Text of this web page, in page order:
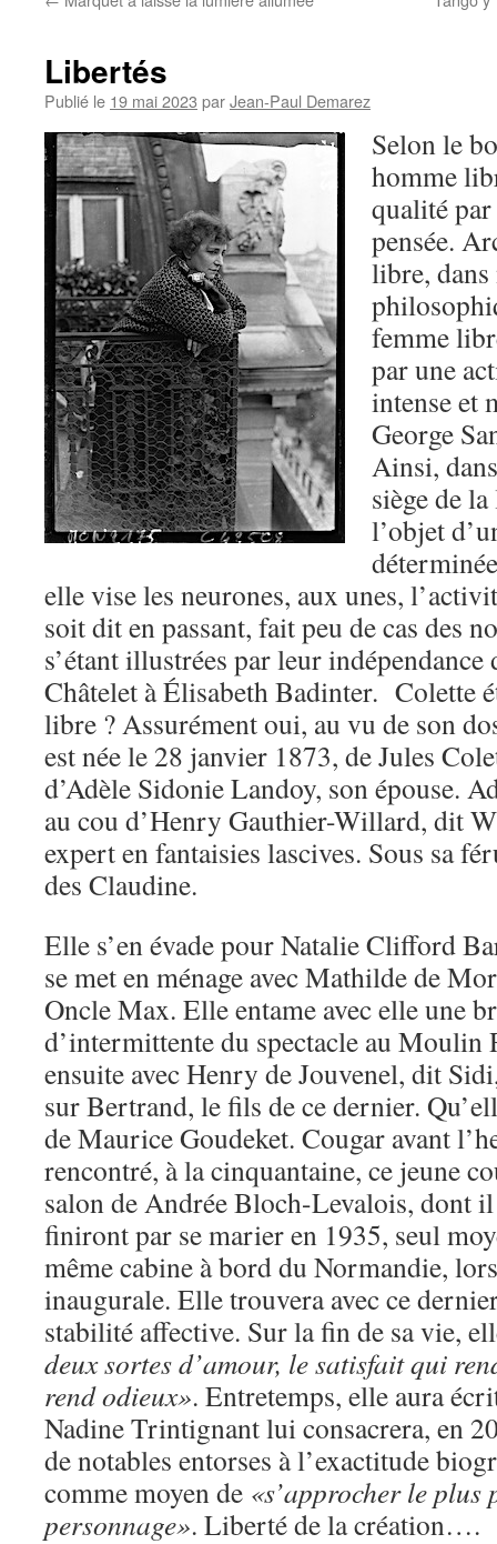
Libertés
Publié le 19 mai 2023 parJean-Paul Demarez
Selon le
homme
qualité par
pensée.
libre,
femme
par une
intense et
George
Ainsi,
siège de
l’objet
elle vise les neurones, aux unes,
soit dit en passant, fait peu de cas des
s’étant illustrées par leur
Châtelet à Élisabeth Badinter. Colette
libre ? Assurément oui, au vu de son
est née le 28 janvier 1873, de Jules
d’Adèle Sidonie Landoy, son épouse.
au cou d’Henry Gauthier-Willard, dit
expert en fantaisies lascives. Sous sa
des Claudine.
Elle s’en évade pour Natalie Clifford
se met en ménage avec Mathilde de
Oncle Max. Elle entame avec elle une
d’intermittente du spectacle au Moulin
ensuite avec Henry de Jouvenel, dit
sur Bertrand, le fils de ce dernier.
de Maurice Goudeket. Cougar avant
rencontré, à la cinquantaine, ce jeune
salon de Andrée Bloch-Levalois, dont
finiront par se marier en 1935, seul
même cabine à bord du Normandie,
inaugurale. Elle trouvera avec ce
stabilité affective. Sur la fin de sa vie,
deux sortes d’amour, le satisfait qui
rend odieux». Entretemps, elle aura
Nadine Trintignant lui consacrera, en
de notables entorses à l’exactitude
comme moyen de «s’approcher le plus
personnage». Liberté de la création….